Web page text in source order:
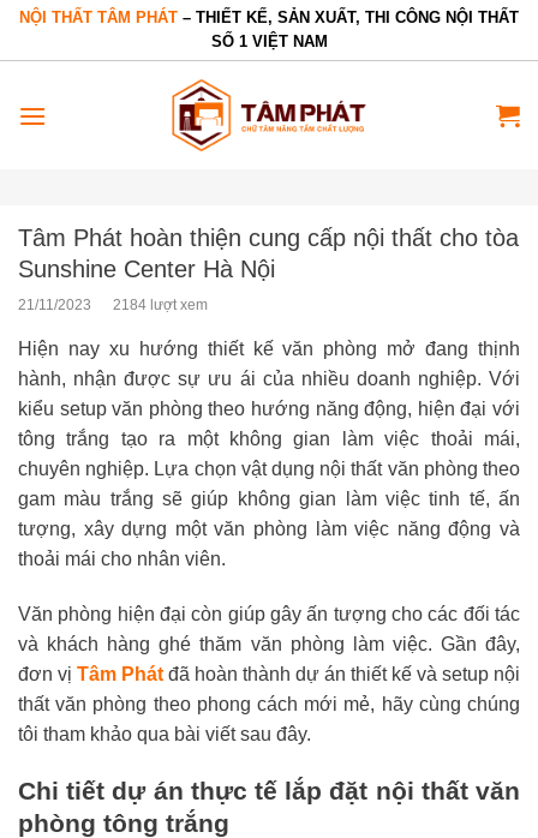
Bỏ
dung
NỘI THẤT TÂM PHÁT – THIẾT KẾ, SẢN XUẤT, THI CÔNG NỘI THẤT
SỐ 1 VIỆT NAM
Tâm Phát hoàn thiện cung cấp nội thất cho tòa
Sunshine Center Hà Nội
21/11/2023 2184 lượt xem
Hiện nay xu hướng thiết kế văn phòng mở đang thịnh
hành, nhận được sự ưu ái của nhiều doanh nghiệp. Với
kiểu setup văn phòng theo hướng năng động, hiện đại với
tông trắng tạo ra một không gian làm việc thoải mái,
chuyên nghiệp. Lựa chọn vật dụng nội thất văn phòng theo
gam màu trắng sẽ giúp không gian làm việc tinh tế, ấn
tượng, xây dựng một văn phòng làm việc năng động và
thoải mái cho nhân viên.
Văn phòng hiện đại còn giúp gây ấn tượng cho các đối tác
và khách hàng ghé thăm văn phòng làm việc. Gần đây,
đơn vị Tâm Phát đã hoàn thành dự án thiết kế và setup nội
thất văn phòng theo phong cách mới mẻ, hãy cùng chúng
tôi tham khảo qua bài viết sau đây.
Chi tiết dự án thực tế lắp đặt nội thất văn
phòng tông trắng